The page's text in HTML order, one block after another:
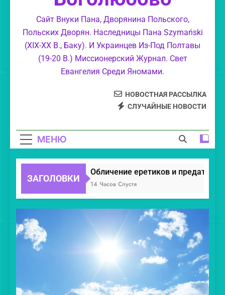
Великолепие Божие.
Обличение еретиков, уклонившихся в
суемудрие.
Свет Православия.
Сайт Внуки Пана, Дворянина Польского,
Польских Дворян. Наследницы Пана Szymański
(XIX-XX В., Баку). И Украинцев Из-Под Полтавы
(19-20 В.) Миссионерский Журнал. Свет
Евангелия Среди Яномами.
НОВОСТНАЯ РАССЫЛКА
СЛУЧАЙНЫЕ НОВОСТИ
МЕНЮ
ЗАГОЛОВКИ
Обличение еретиков и предателей.
14 Часов Спустя